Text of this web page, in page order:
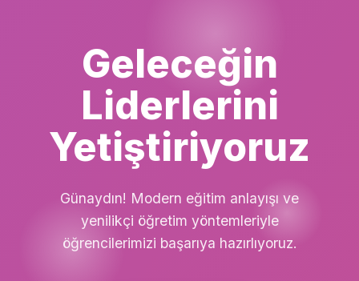
Geleceğin
Liderlerini
Yetiştiriyoruz
Günaydın! Modern eğitim anlayışı ve
yenilikçi öğretim yöntemleriyle
öğrencilerimizi başarıya hazırlıyoruz.